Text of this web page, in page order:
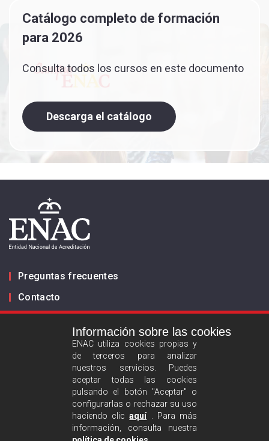
Catálogo completo de formación
para 2026
Consulta todos los cursos en este documento
Descarga el catálogo
Preguntas frecuentes
Contacto
Política de privacidad
Política de cookies
Información sobre las cookies
ENAC utiliza cookies propias y
de terceros para analizar
nuestros servicios. Puedes
aceptar todas las cookies
pulsando el botón "Aceptar" o
configurarlas o rechazar su uso
haciendo clicaquí. Para más
información, consulta nuestra